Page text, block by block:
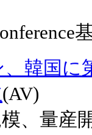
韓国に
(AV)
、量産